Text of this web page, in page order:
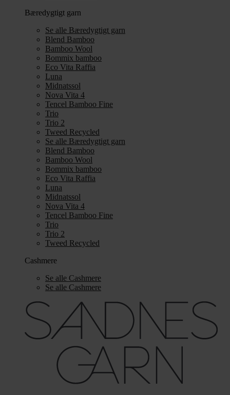
Bæredygtigt garn
Se alle Bæredygtigt garn
Blend Bamboo
Bamboo Wool
Bommix bamboo
Eco Vita Raffia
Luna
Midnatssol
Nova Vita 4
Tencel Bamboo Fine
Trio
Trio 2
Tweed Recycled
Se alle Bæredygtigt garn
Blend Bamboo
Bamboo Wool
Bommix bamboo
Eco Vita Raffia
Luna
Midnatssol
Nova Vita 4
Tencel Bamboo Fine
Trio
Trio 2
Tweed Recycled
Cashmere
Se alle Cashmere
Se alle Cashmere